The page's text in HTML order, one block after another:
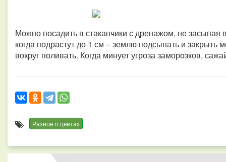
Можно посадить в стаканчики с дренажом, не засыпая
когда подрастут до 1 см − землю подсыпать и закрыть
вокруг поливать. Когда минует угроза заморозков,
Разное о цветах